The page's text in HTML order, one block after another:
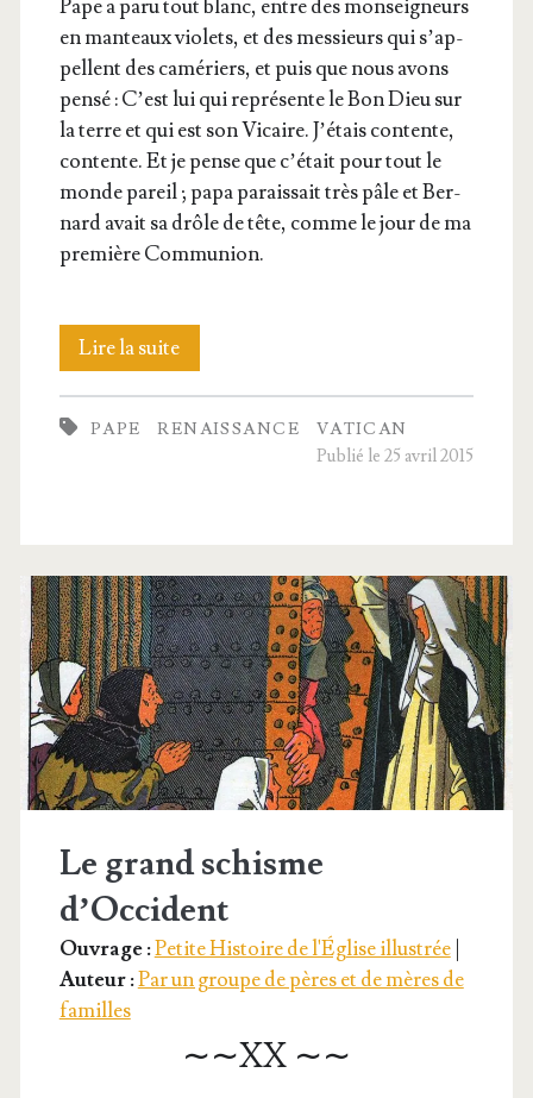
Pape a paru tout blanc, entre des mon­sei­gneurs
en man­teaux vio­lets, et des mes­sieurs qui s’ap­
pellent des camé­riers, et puis que nous avons
pen­sé : C’est lui qui repré­sente le Bon Dieu sur
la terre et qui est son Vicaire. J’é­tais contente,
contente. Et je pense que c’é­tait pour tout le
monde pareil ; papa parais­sait très pâle et Ber­
nard avait sa drôle de tête, comme le jour de ma
pre­mière Communion.
Lire la suiteL’Église
et
la
PAPE RENAISSANCE
VATICAN
Publié le 25 avril 2015
Le grand schisme
d’Occident
Ouvrage :Petite Histoire de l'Église illustrée|
Auteur :Par un groupe de pères et de mères de
familles
∼∼XX ∼∼